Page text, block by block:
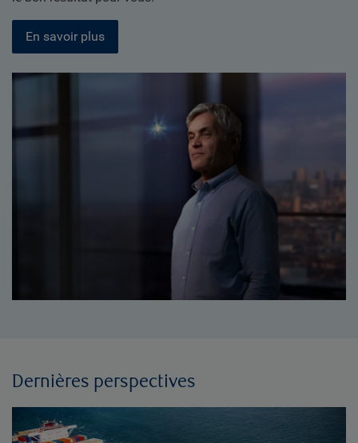
En savoir plus
Dernières perspectives